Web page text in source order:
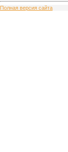
Полная версия сайта